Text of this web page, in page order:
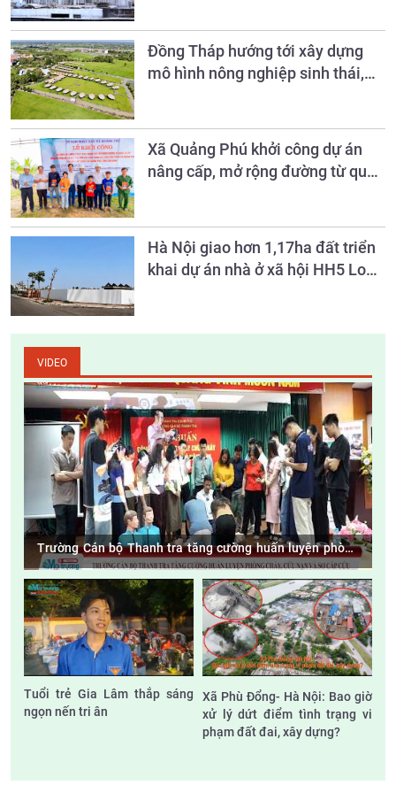
Đồng Tháp hướng tới xây dựng
mô hình nông nghiệp sinh thái,
Xã Quảng Phú khởi công dự án
nâng cấp, mở rộng đường từ quốc
Hà Nội giao hơn 1,17ha đất triển
khai dự án nhà ở xã hội HH5 Long
VIDEO
Trường Cán bộ Thanh tra tăng cường huấn luyện phòng
cháy, cứu nạn và sơ cấp cứu
Tuổi trẻ Gia Lâm thắp sáng
ngọn nến tri ân
Xã Phù Đổng- Hà Nội: Bao giờ
xử lý dứt điểm tình trạng vi
phạm đất đai, xây dựng?